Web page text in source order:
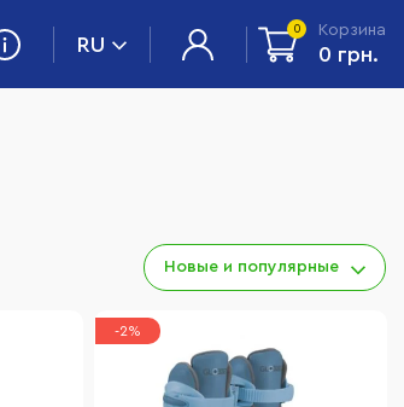
RU
0 Корзина
0 грн.
Новые и популярные
-2%